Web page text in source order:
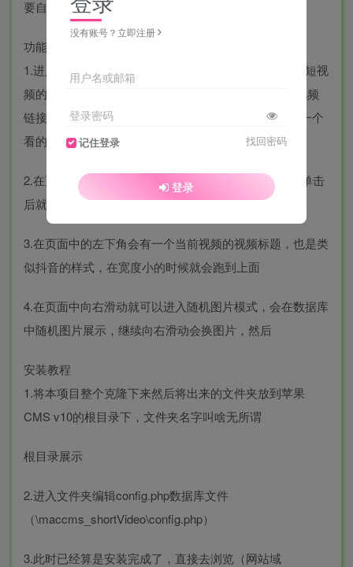
要自行下载苹果cms10主程序使用。
功能介绍
1.进入页面之后，自动随机出一个视频，然后按照竖屏短视
频的逻辑向下滑动，程序会从数据库中再随机出一个视频
链接放到DP播放器中，如果此时向上滑动就会回到上一个
看的视频。
2.在页面的右上角会一直存在一个“完整内容”的按钮，单击
后就会跳转到当前播放视频的详情页
3.在页面中的左下角会有一个当前视频的视频标题，也是类
似抖音的样式，在宽度小的时候就会跑到上面
4.在页面中向右滑动就可以进入随机图片模式，会在数据库
中随机图片展示，继续向右滑动会换图片，然后
安装教程
1.将本项目整个克隆下来然后将出来的文件夹放到苹果
CMS v10的根目录下，文件夹名字叫啥无所谓
根目录展示
2.进入文件夹编辑config.php数据库文件
（\maccms_shortVideo\config.php）
3.此时已经算是安装完成了，直接去浏览（网站域
没有账号？立即注册
用户名或邮箱
登录密码
记住登录 找回密码
登录